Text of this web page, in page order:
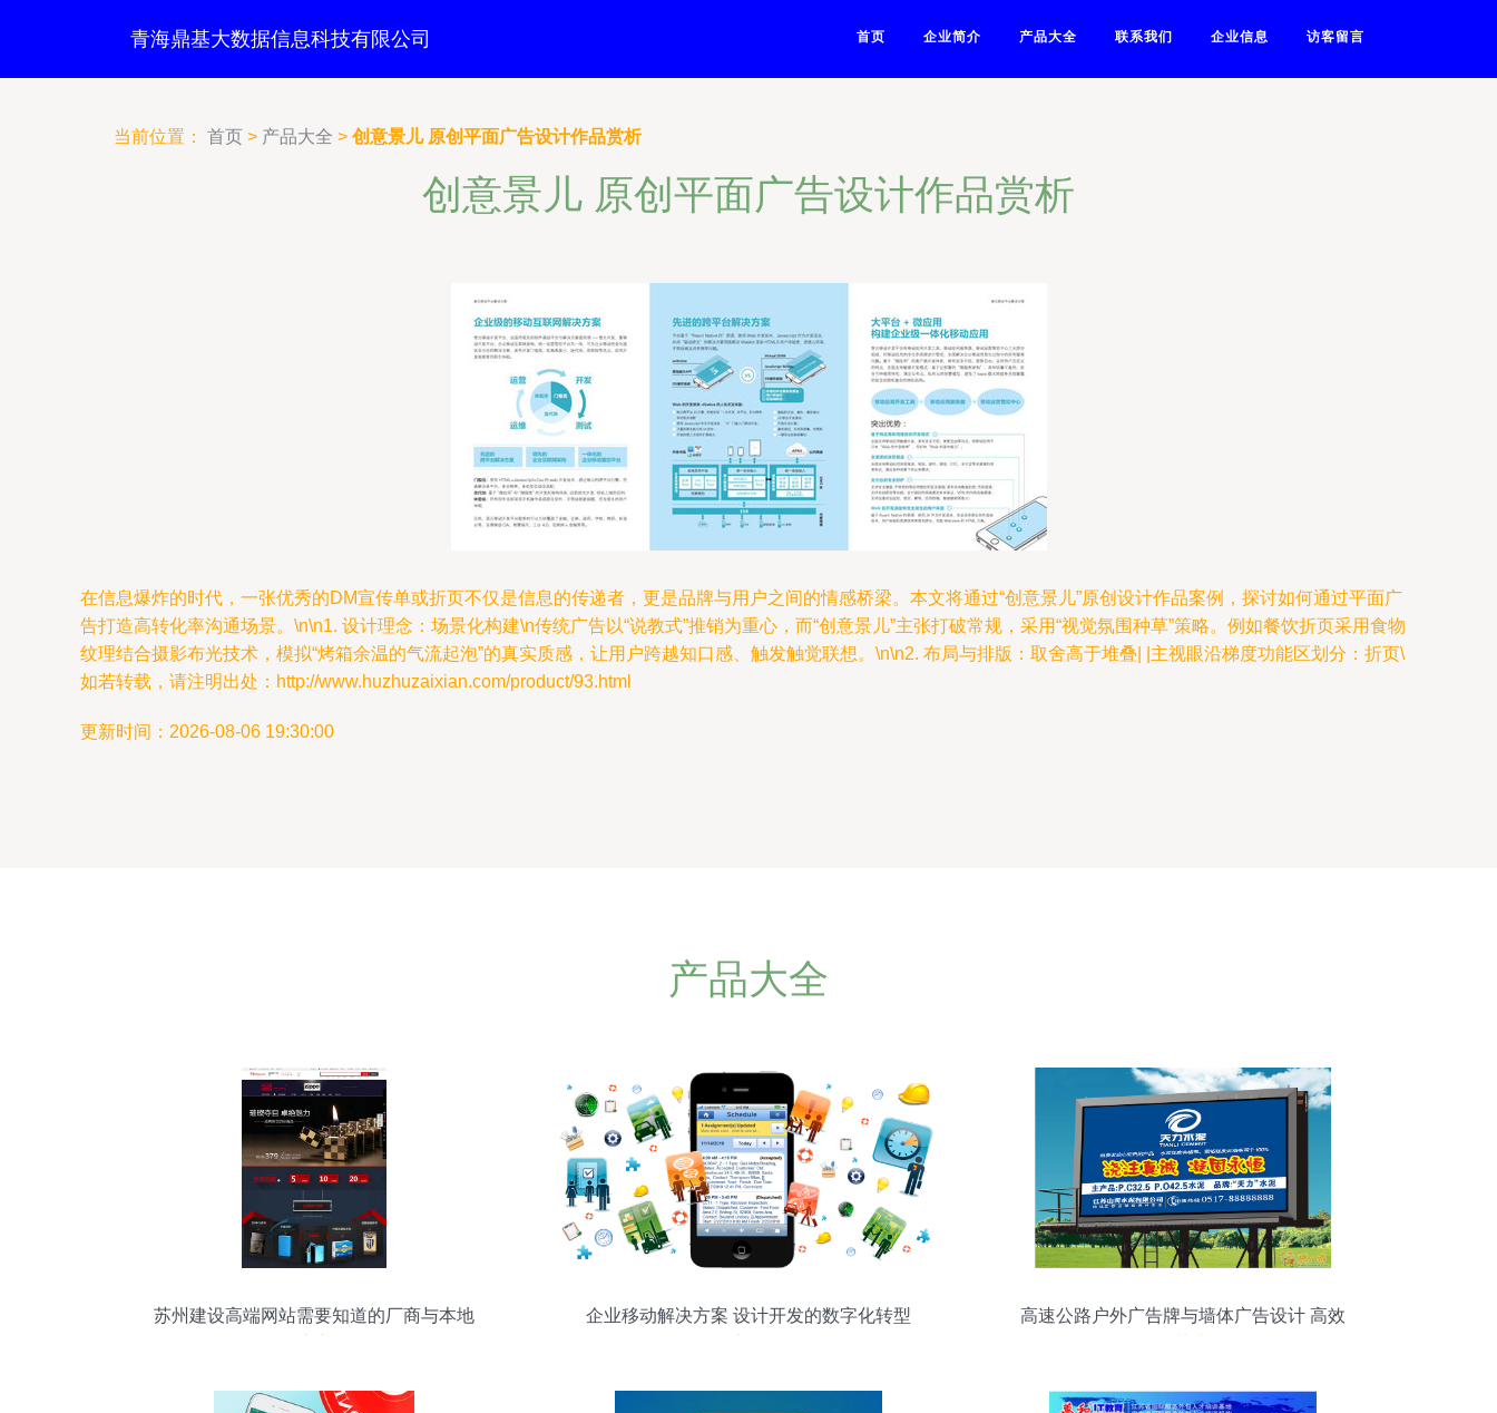
青海鼎基大数据信息科技有限公司 首页 企业简介 产品大全 联系我们 企业信息 访客留言
当前位置： 首页 > 产品大全 > 创意景儿 原创平面广告设计作品赏析
创意景儿 原创平面广告设计作品赏析
在信息爆炸的时代，一张优秀的DM宣传单或折页不仅是信息的传递者，更是品牌与用户之间的情感桥梁。本文将通过“创意景儿”原创设计作品案例，探讨如何通过平面广
告打造高转化率沟通场景。\n\n1. 设计理念：场景化构建\n传统广告以“说教式”推销为重心，而“创意景儿”主张打破常规，采用“视觉氛围种草”策略。例如餐饮折页采用食物
纹理结合摄影布光技术，模拟“烤箱余温的气流起泡”的真实质感，让用户跨越知口感、触发触觉联想。\n\n2. 布局与排版：取舍高于堆叠| |主视眼沿梯度功能区划分：折页\
如若转载，请注明出处：http://www.huzhuzaixian.com/product/93.html
更新时间：2026-08-06 19:30:00
产品大全
苏州建设高端网站需要知道的厂商与本地
企业移动解决方案 设计开发的数字化转型
高速公路户外广告牌与墙体广告设计 高效